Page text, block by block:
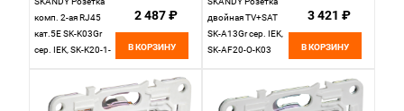
комп. 2-ая RJ45
кат.5E SK-K03Gr
сер. IEK, SK-K20-1-
2 487 ₽
В КОРЗИНУ
двойная TV+SAT
SK-A13Gr сер. IEK,
SK-AF20-O-K03
3 421 ₽
В КОРЗИНУ